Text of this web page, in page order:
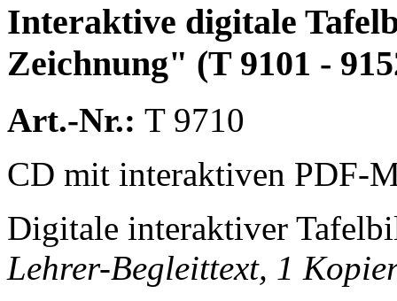
Interaktive digitale
Zeichnung" (T 9101 -
Art.-Nr.: T 9710
CD mit interaktiven PDF-
Digitale interaktiver
Lehrer-Begleittext, 1